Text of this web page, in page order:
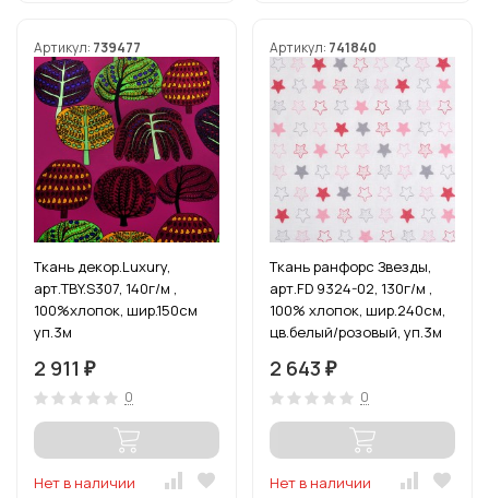
Артикул: 739477
Ткань декор.Luxury,
арт.TBY.S307, 140г/м ,
100%хлопок, шир.150см
уп.3м
2 911 ₽
0
Нет в наличии
Артикул: 741840
Ткань ранфорс Звезды,
арт.FD 9324-02, 130г/м ,
100% хлопок, шир.240см,
цв.белый/розовый, уп.3м
2 643 ₽
0
Нет в наличии